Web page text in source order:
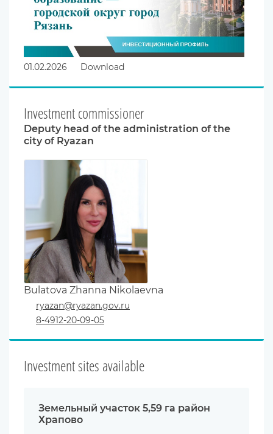
01.02.2026 Download
Investment commissioner
Deputy head of the administration of the
city of Ryazan
Bulatova Zhanna Nikolaevna
ryazan@ryazan.gov.ru
8-4912-20-09-05
Investment sites available
Земельный участок 5,59 га район
Храпово